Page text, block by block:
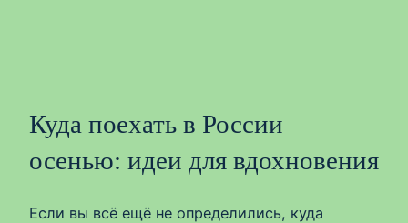
Куда поехать в России
осенью: идеи для вдохновения
Если вы всё ещё не определились, куда